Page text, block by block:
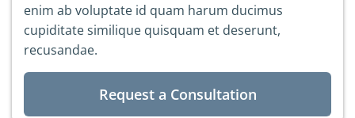
enim ab voluptate id quam harum ducimus
cupiditate similique quisquam et deserunt,
recusandae.
Request a Consultation